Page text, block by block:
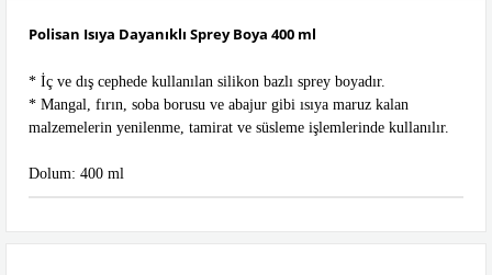
Polisan Isıya Dayanıklı Sprey Boya 400 ml
* İç ve dış cephede kullanılan silikon bazlı sprey boyadır.
* Mangal, fırın, soba borusu ve abajur gibi ısıya maruz kalan
malzemelerin yenilenme, tamirat ve süsleme işlemlerinde kullanılır.
Dolum: 400 ml